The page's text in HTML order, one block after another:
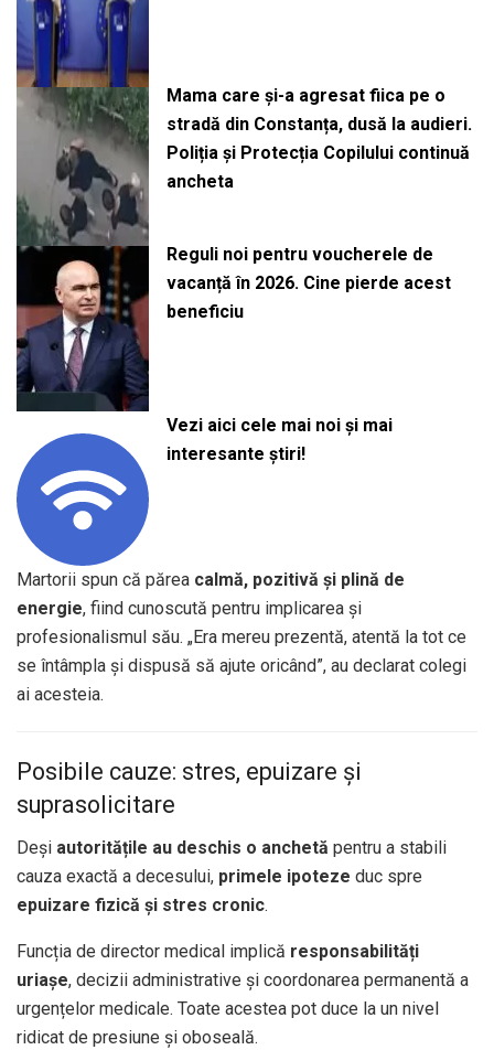
Mama care și-a agresat fiica pe o
stradă din Constanța, dusă la audieri.
Poliția și Protecția Copilului continuă
ancheta
Reguli noi pentru voucherele de
vacanță în 2026. Cine pierde acest
beneficiu
Vezi aici cele mai noi și mai
interesante știri!
Martorii spun că părea calmă, pozitivă și plină de
energie, fiind cunoscută pentru implicarea și
profesionalismul său. „Era mereu prezentă, atentă la tot ce
se întâmpla și dispusă să ajute oricând”, au declarat colegi
ai acesteia.
Posibile cauze: stres, epuizare și
suprasolicitare
Deși autoritățile au deschis o anchetă pentru a stabili
cauza exactă a decesului, primele ipoteze duc spre
epuizare fizică și stres cronic.
Funcția de director medical implică responsabilități
uriașe, decizii administrative și coordonarea permanentă a
urgențelor medicale. Toate acestea pot duce la un nivel
ridicat de presiune și oboseală.